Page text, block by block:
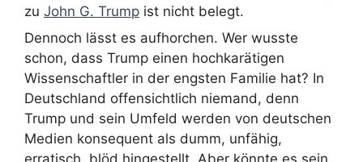
zu John G. Trump ist nicht belegt.
Dennoch lässt es aufhorchen. Wer wusste
schon, dass Trump einen hochkarätigen
Wissenschaftler in der engsten Familie hat? In
Deutschland offensichtlich niemand, denn
Trump und sein Umfeld werden von deutschen
Medien konsequent als dumm, unfähig,